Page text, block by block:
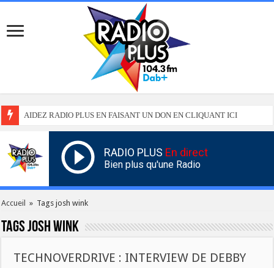
AIDEZ RADIO PLUS EN FAISANT UN DON EN CLIQUANT ICI
RADIO PLUS En direct
Bien plus qu'une Radio
Accueil » Tags josh wink
Tagsjosh wink
TECHNOVERDRIVE : INTERVIEW DE DEBBY